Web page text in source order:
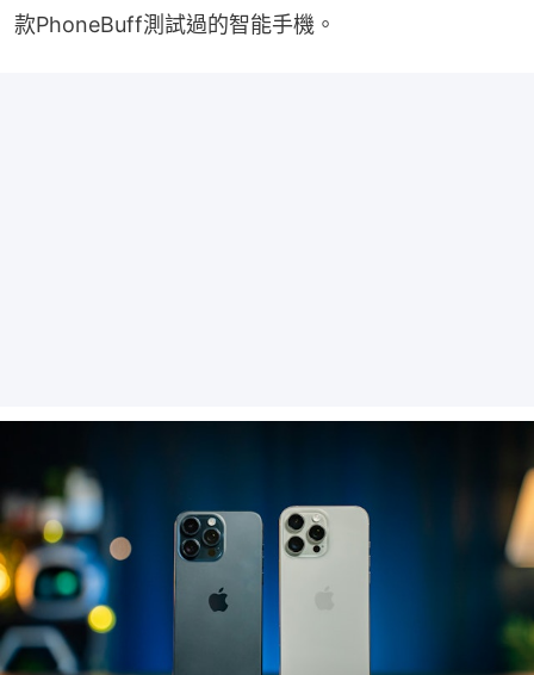
款PhoneBuff測試過的智能手機。